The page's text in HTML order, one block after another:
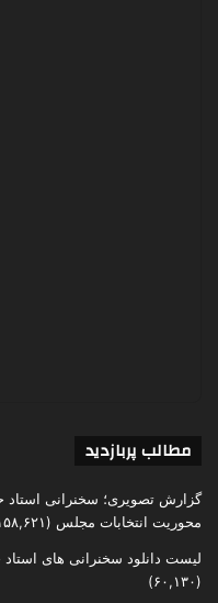
مطالب پربازدید
گزارش تصویری؛ سخنرانی استاد
محوریت انتخابات مجلس (۱۵۸,۶۲۱)
لیست دانلود سخنرانی های استاد حسن
(۶۰,۱۳۰)